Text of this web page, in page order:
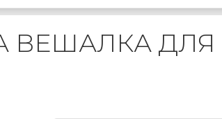
ВЕШАЛКА ДЛЯ